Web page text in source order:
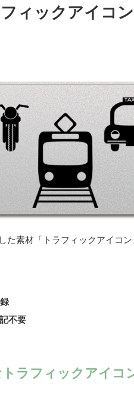
ィックアイコ
素材「トラフィックアイコン
不要
ラフィックアイコ